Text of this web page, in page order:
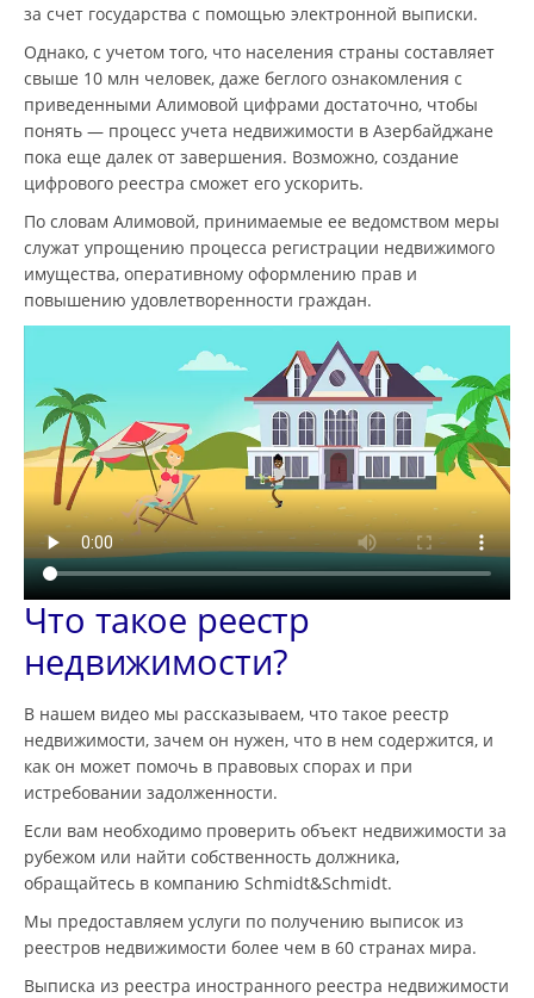
за счет государства с помощью электронной выписки.
Однако, с учетом того, что населения страны составляет
свыше 10 млн человек, даже беглого ознакомления с
приведенными Алимовой цифрами достаточно, чтобы
понять — процесс учета недвижимости в Азербайджане
пока еще далек от завершения. Возможно, создание
цифрового реестра сможет его ускорить.
По словам Алимовой, принимаемые ее ведомством меры
служат упрощению процесса регистрации недвижимого
имущества, оперативному оформлению прав и
повышению удовлетворенности граждан.
Что такое реестр
недвижимости?
В нашем видео мы рассказываем, что такое реестр
недвижимости, зачем он нужен, что в нем содержится, и
как он может помочь в правовых спорах и при
истребовании задолженности.
Если вам необходимо проверить объект недвижимости за
рубежом или найти собственность должника,
обращайтесь в компанию Schmidt&Schmidt.
Мы предоставляем услуги по получению выписок из
реестров недвижимости более чем в 60 странах мира.
Выписка из реестра иностранного реестра недвижимости